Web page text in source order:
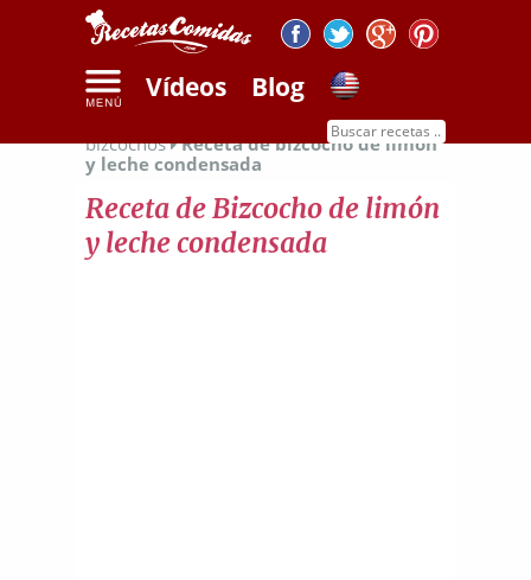
Vídeos Blog
Recetas de
bizcochos
Receta de bizcocho de limón
y leche condensada
Receta de Bizcocho de limón
y leche condensada